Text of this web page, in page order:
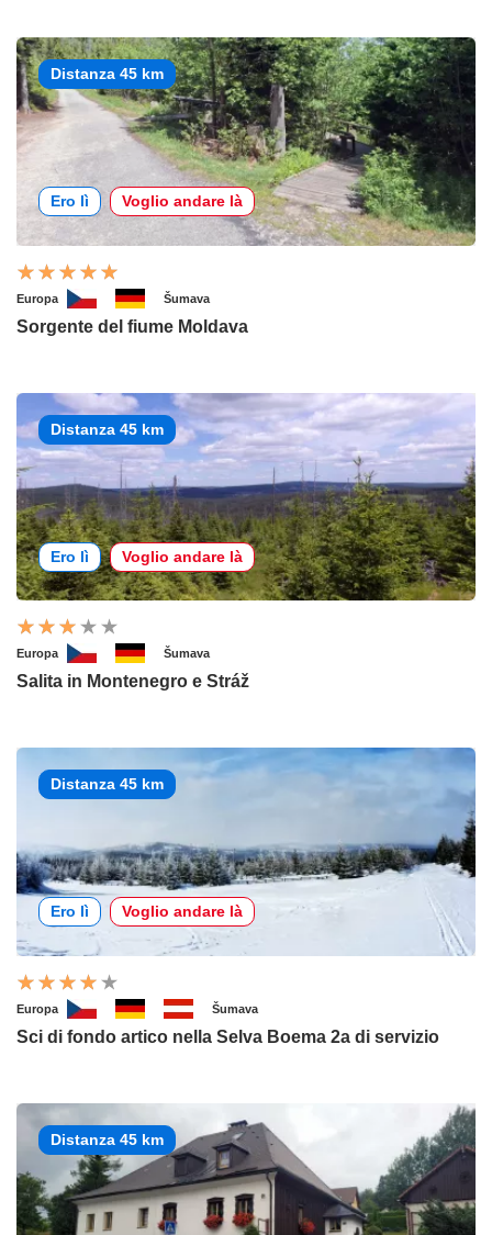
Distanza 45 km
Ero lì Voglio andare là
Europa Šumava
Sorgente del fiume Moldava
Distanza 45 km
Ero lì Voglio andare là
Europa Šumava
Salita in Montenegro e Stráž
Distanza 45 km
Ero lì Voglio andare là
Europa Šumava
Sci di fondo artico nella Selva Boema 2a di servizio
Distanza 45 km